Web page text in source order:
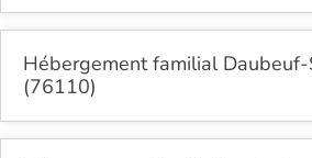
Hébergement familial
(76110)